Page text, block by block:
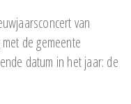
van
de gemeente
datum in het jaar: de